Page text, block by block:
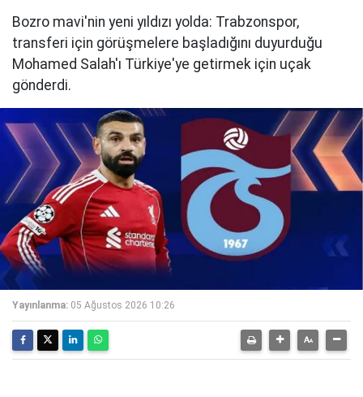
Bozro mavi'nin yeni yıldızı yolda: Trabzonspor,
transferi için görüşmelere başladığını duyurduğu
Mohamed Salah'ı Türkiye'ye getirmek için uçak
gönderdi.
Yayınlanma: 05 Ağustos 2026 10:26